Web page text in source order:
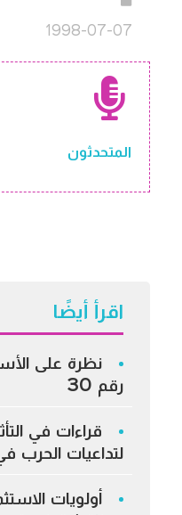
1998-07-07
المتحدثون
اقرأ أيضًا
نظرة على
رقم 30
قراءات في
لتداعيات الحرب
أولويات